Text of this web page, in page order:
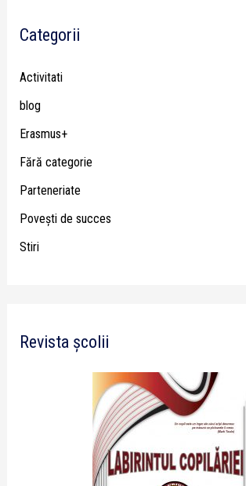
Categorii
Activitati
blog
Erasmus+
Fără categorie
Parteneriate
Poveşti de succes
Stiri
Revista școlii